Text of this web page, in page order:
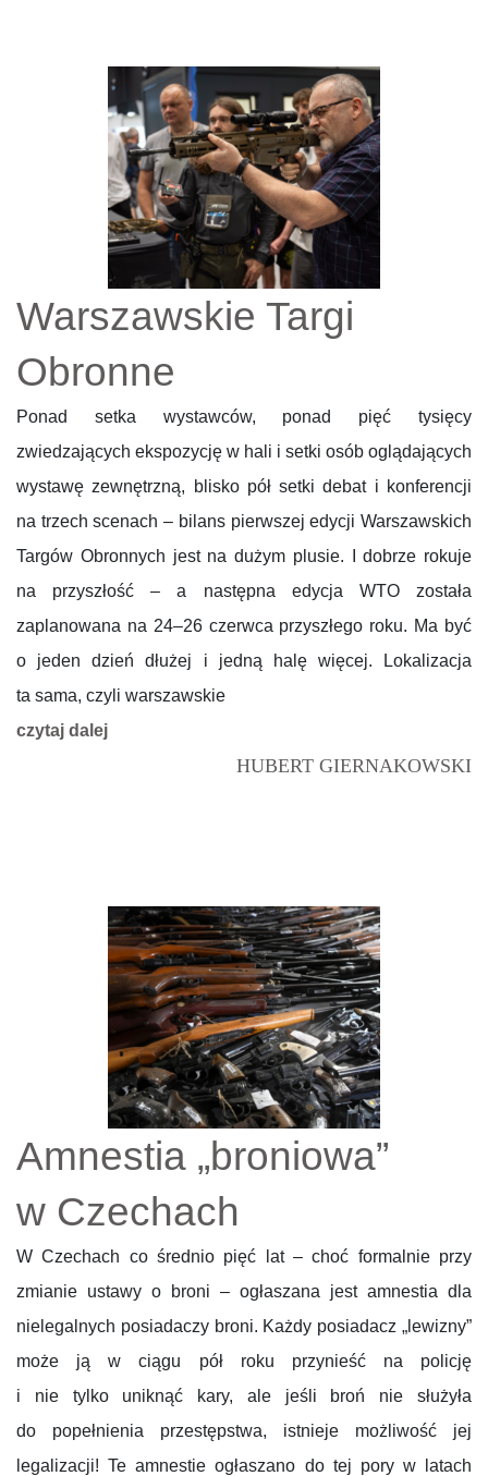
Warszawskie Targi
Obronne
Ponad setka wystawców, ponad pięć tysięcy
zwiedzających ekspozycję w hali i setki osób oglądających
wystawę zewnętrzną, blisko pół setki debat i konferencji
na trzech scenach – bilans pierwszej edycji Warszawskich
Targów Obronnych jest na dużym plusie. I dobrze rokuje
na przyszłość – a następna edycja WTO została
zaplanowana na 24–26 czerwca przyszłego roku. Ma być
o jeden dzień dłużej i jedną halę więcej. Lokalizacja
ta sama, czyli warszawskie
czytaj dalej
HUBERT GIERNAKOWSKI
Amnestia „broniowa”
w Czechach
W Czechach co średnio pięć lat – choć formalnie przy
zmianie ustawy o broni – ogłaszana jest amnestia dla
nielegalnych posiadaczy broni. Każdy posiadacz „lewizny”
może ją w ciągu pół roku przynieść na policję
i nie tylko uniknąć kary, ale jeśli broń nie służyła
do popełnienia przestępstwa, istnieje możliwość jej
legalizacji! Te amnestie ogłaszano do tej pory w latach